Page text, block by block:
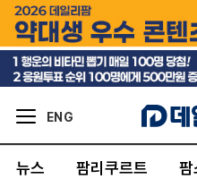
ENG
뉴스 팜리쿠르트 팜